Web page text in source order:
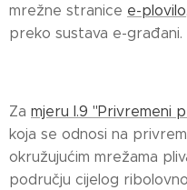
mrežne stranice e-plovilo,
preko sustava e-građani.
Za mjeru I.9 "Privremeni
koja se odnosi na
okružujućim mrežama
području cijelog